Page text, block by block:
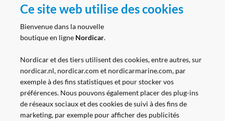
Suivez nous
Ce site web utilise des cookies
Bienvenue dans la nouvelle
boutique en ligne Nordicar.
Nordicar et des tiers utilisent des cookies, entre autres, sur
nordicar.nl, nordicar.com et nordicarmarine.com, par
exemple à des fins statistiques et pour stocker vos
préférences. Nous pouvons également placer des plug-ins
de réseaux sociaux et des cookies de suivi à des fins de
marketing, par exemple pour afficher des publicités